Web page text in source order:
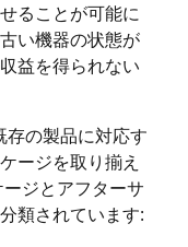
ることが可能に
い機器の状態が
益を得られない
の製品に対応す
ージを取り揃え
ジとアフターサ
類されています: